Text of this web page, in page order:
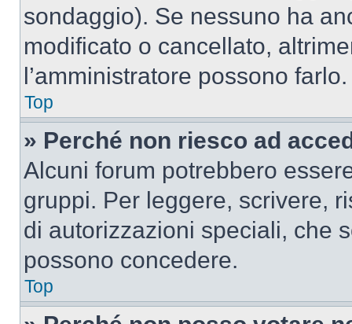
sondaggio). Se nessuno ha
modificato o cancellato,
l’amministratore possono farlo.
Top
» Perché non riesco ad
Alcuni forum potrebbero
gruppi. Per leggere, scrivere,
di autorizzazioni speciali, che
possono concedere.
Top